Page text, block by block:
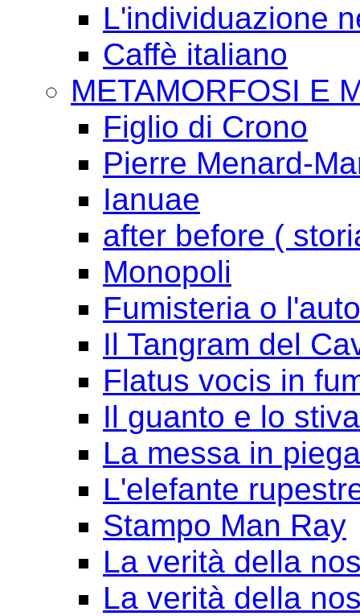
L'individuazione
Caffè italiano
METAMORFOSI E
Figlio di Crono
Pierre Menard-
Ianuae
after before (
Monopoli
Fumisteria o
Il Tangram del
Flatus vocis in
Il guanto e lo
La messa in piega
L'elefante
Stampo Man Ray
La verità della
La verità della